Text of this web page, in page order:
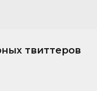
твиттеров